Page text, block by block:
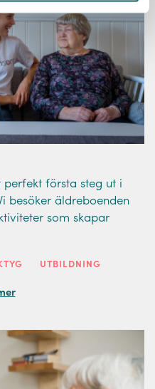
perfekt första steg ut i
besöker äldreboenden
som skapar
UTBILDNING